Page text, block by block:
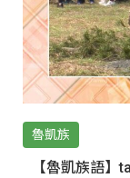
魯凱族
【魯凱族語】